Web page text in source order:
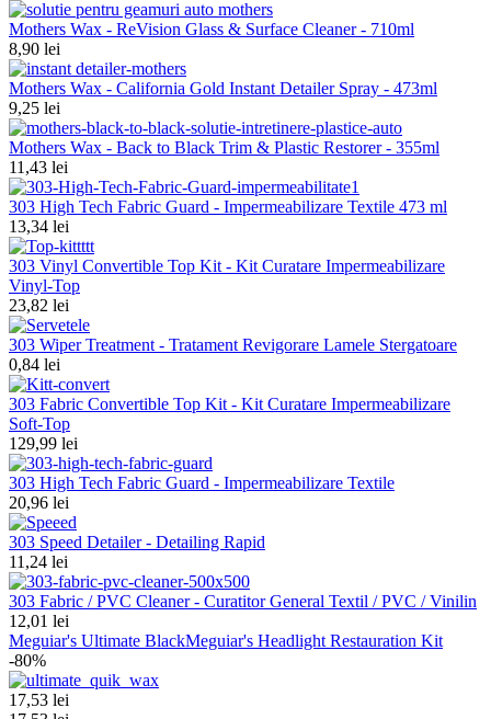
Mothers Wax - ReVision Glass & Surface Cleaner - 710ml
8,90 lei
Mothers Wax - California Gold Instant Detailer Spray - 473ml
9,25 lei
Mothers Wax - Back to Black Trim & Plastic Restorer - 355ml
11,43 lei
303 High Tech Fabric Guard - Impermeabilizare Textile 473 ml
13,34 lei
303 Vinyl Convertible Top Kit - Kit Curatare Impermeabilizare
Vinyl-Top
23,82 lei
303 Wiper Treatment - Tratament Revigorare Lamele Stergatoare
0,84 lei
303 Fabric Convertible Top Kit - Kit Curatare Impermeabilizare
Soft-Top
129,99 lei
303 High Tech Fabric Guard - Impermeabilizare Textile
20,96 lei
303 Speed Detailer - Detailing Rapid
11,24 lei
303 Fabric / PVC Cleaner - Curatitor General Textil / PVC / Vinilin
12,01 lei
Meguiar's Ultimate BlackMeguiar's Headlight Restauration Kit
-80%
17,53 lei